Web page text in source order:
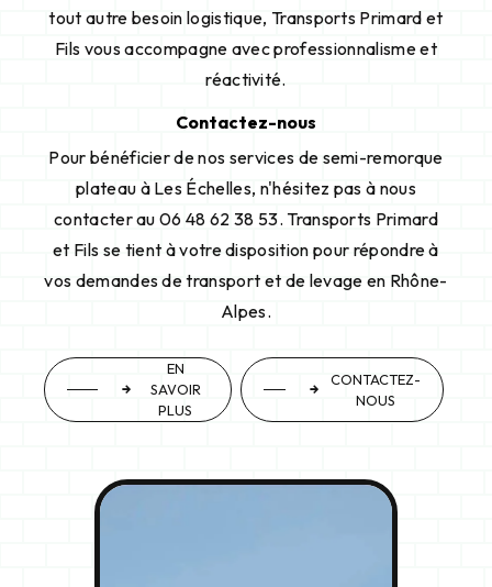
tout autre besoin logistique, Transports Primard et
Fils vous accompagne avec professionnalisme et
réactivité.
Contactez-nous
Pour bénéficier de nos services de semi-remorque
plateau à Les Échelles, n'hésitez pas à nous
contacter au 06 48 62 38 53. Transports Primard
et Fils se tient à votre disposition pour répondre à
vos demandes de transport et de levage en Rhône-
Alpes.
EN
SAVOIR
PLUS
CONTACTEZ-
NOUS